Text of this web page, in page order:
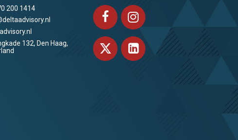
200 1414
132, Den Haag,